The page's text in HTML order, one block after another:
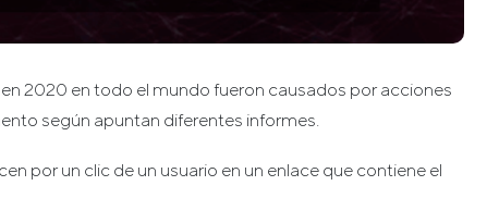
2020 en todo el mundo fueron causados por acciones
según apuntan diferentes informes.
por un clic de un usuario en un enlace que contiene el